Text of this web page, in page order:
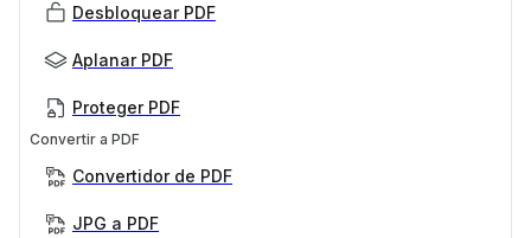
Desbloquear PDF
Aplanar PDF
Proteger PDF
Convertir a PDF
Convertidor de PDF
JPG a PDF